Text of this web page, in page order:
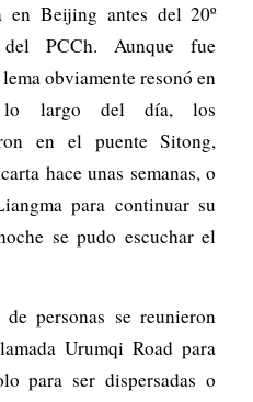
en Beijing antes del 20º
PCCh. Aunque fue
obviamente resonó en
lo largo del día, los
en el puente Sitong,
hace unas semanas, o
para continuar su
se pudo escuchar el
personas se reunieron
Urumqi Road para
para ser dispersadas o